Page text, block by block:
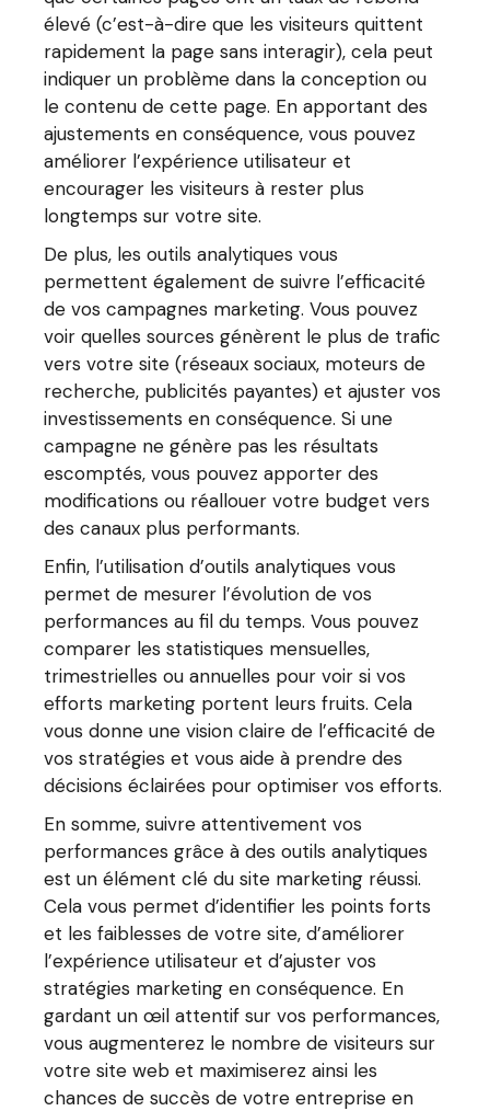
élevé (c’est-à-dire que les visiteurs quittent
rapidement la page sans interagir), cela peut
indiquer un problème dans la conception ou
le contenu de cette page. En apportant des
ajustements en conséquence, vous pouvez
améliorer l’expérience utilisateur et
encourager les visiteurs à rester plus
longtemps sur votre site.
De plus, les outils analytiques vous
permettent également de suivre l’efficacité
de vos campagnes marketing. Vous pouvez
voir quelles sources génèrent le plus de trafic
vers votre site (réseaux sociaux, moteurs de
recherche, publicités payantes) et ajuster vos
investissements en conséquence. Si une
campagne ne génère pas les résultats
escomptés, vous pouvez apporter des
modifications ou réallouer votre budget vers
des canaux plus performants.
Enfin, l’utilisation d’outils analytiques vous
permet de mesurer l’évolution de vos
performances au fil du temps. Vous pouvez
comparer les statistiques mensuelles,
trimestrielles ou annuelles pour voir si vos
efforts marketing portent leurs fruits. Cela
vous donne une vision claire de l’efficacité de
vos stratégies et vous aide à prendre des
décisions éclairées pour optimiser vos efforts.
En somme, suivre attentivement vos
performances grâce à des outils analytiques
est un élément clé du site marketing réussi.
Cela vous permet d’identifier les points forts
et les faiblesses de votre site, d’améliorer
l’expérience utilisateur et d’ajuster vos
stratégies marketing en conséquence. En
gardant un œil attentif sur vos performances,
vous augmenterez le nombre de visiteurs sur
votre site web et maximiserez ainsi les
chances de succès de votre entreprise en